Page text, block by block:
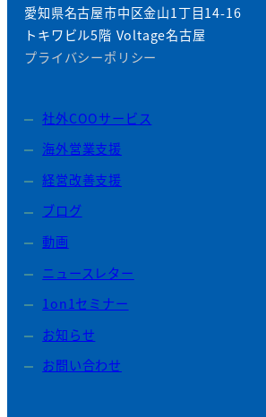
愛知県名古屋市中区金山1丁目14-16
トキワビル5階 Voltage名古屋
プライバシーポリシー
社外COOサービス
海外営業支援
経営改善支援
ブログ
動画
ニュースレター
1on1セミナー
お知らせ
お問い合わせ